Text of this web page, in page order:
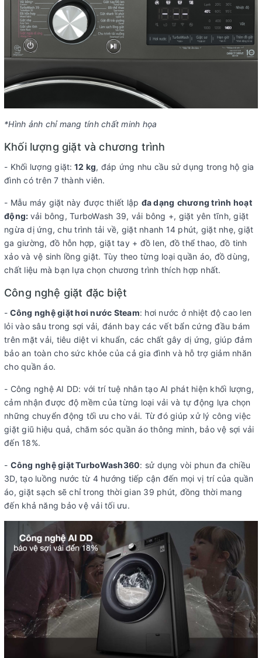
*Hình ảnh chỉ mang tính chất minh họa
Khối lượng giặt và chương trình
- Khối lượng giặt: 12 kg, đáp ứng nhu cầu sử dụng trong hộ gia
đình có trên 7 thành viên.
- Mẫu máy giặt này được thiết lập đa dạng chương trình hoạt
động: vải bông, TurboWash 39, vải bông +, giặt yên tĩnh, giặt
ngừa dị ứng, chu trình tải về, giặt nhanh 14 phút, giặt nhẹ, giặt
ga giường, đồ hỗn hợp, giặt tay + đồ len, đồ thể thao, đồ tinh
xảo và vệ sinh lồng giặt. Tùy theo từng loại quần áo, đồ dùng,
chất liệu mà bạn lựa chọn chương trình thích hợp nhất.
Công nghệ giặt đặc biệt
- Công nghệ giặt hơi nước Steam: hơi nước ở nhiệt độ cao len
lỏi vào sâu trong sợi vải, đánh bay các vết bẩn cứng đầu bám
trên mặt vải, tiêu diệt vi khuẩn, các chất gây dị ứng, giúp đảm
bảo an toàn cho sức khỏe của cả gia đình và hỗ trợ giảm nhăn
cho quần áo.
- Công nghệ AI DD: với trí tuệ nhân tạo AI phát hiện khối lượng,
cảm nhận được độ mềm của từng loại vải và tự động lựa chọn
những chuyển động tối ưu cho vải. Từ đó giúp xử lý công việc
giặt giũ hiệu quả, chăm sóc quần áo thông minh, bảo vệ sợi vải
đến 18%.
- Công nghệ giặt TurboWash360: sử dụng vòi phun đa chiều
3D, tạo luồng nước từ 4 hướng tiếp cận đến mọi vị trí của quần
áo, giặt sạch sẽ chỉ trong thời gian 39 phút, đồng thời mang
đến khả năng bảo vệ vải tối ưu.